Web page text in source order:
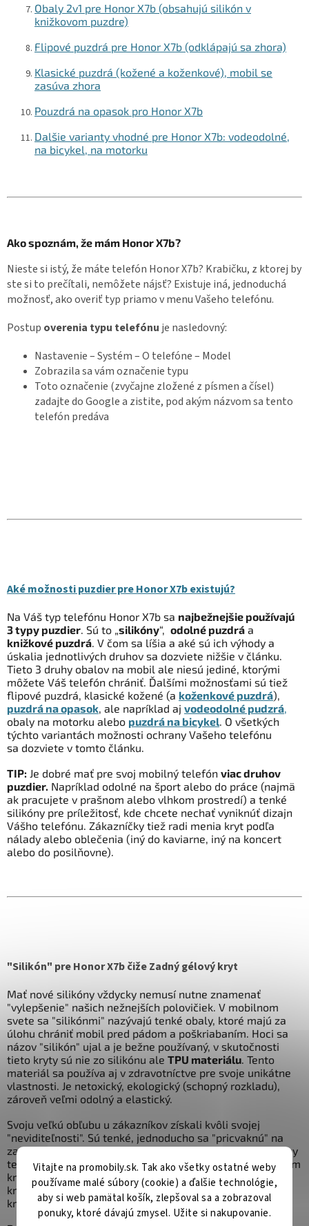
Vitajte na promobily.sk. Tak ako všetky ostatné weby
používame malé súbory (cookie) a ďalšie technológie,
aby si web pamätal košík, zlepšoval sa a zobrazoval
ponuky, ktoré dávajú zmysel. Užite si nakupovanie.
Obaly 2v1 pre Honor X7b (obsahujú silikón v
knižkovom puzdre)
Flipové puzdrá pre Honor X7b (odklápajú sa zhora)
Klasické puzdrá (kožené a koženkové), mobil se
zasúva zhora
Pouzdrá na opasok pro Honor X7b
Dalšie varianty vhodné pre Honor X7b: vodeodolné,
na bicykel, na motorku
Ako spoznám, že mám Honor X7b?
Nieste si istý, že máte telefón Honor X7b? Krabičku, z ktorej by
ste si to prečítali, nemôžete nájsť? Existuje iná, jednoduchá
možnosť, ako overiť typ priamo v menu Vašeho telefónu.
Postup overenia typu telefónu je nasledovný:
Nastavenie – Systém – O telefóne – Model
Zobrazila sa vám označenie typu
Toto označenie (zvyčajne zložené z písmen a čísel)
zadajte do Google a zistite, pod akým názvom sa tento
telefón predáva
Aké možnosti puzdier pre Honor X7b existujú?
Na Váš typ telefónu Honor X7b sa najbežnejšie používajú
3 typy puzdier . Sú to „ silikóny“, odolné puzdrá a
knižkové puzdrá . V čom sa líšia a aké sú ich výhody a
úskalia jednotlivých druhov sa dozviete nižšie v článku.
Tieto 3 druhy obalov na mobil ale niesú jediné, ktorými
môžete Váš telefón chrániť. Ďalšími možnosťami sú tiež
flipové puzdrá, klasické kožené (a koženkové puzdrá),
puzdrá na opasok , ale napríklad aj vodeodolné pudzrá
obaly na motorku alebo puzdrá na bicykel . O všetkých
týchto variantách možnosti ochrany Vašeho telefónu
sa dozviete v tomto článku.
TIP: Je dobré mať pre svoj mobilný telefón viac druhov
puzdier. Napríklad odolné na šport alebo do práce (najmä
ak pracujete v prašnom alebo vlhkom prostredí) a tenké
silikóny pre príležitosť, kde chcete nechať vyniknúť dizajn
Vášho telefónu. Zákazníčky tiež radi menia kryt podľa
nálady alebo oblečenia (iný do kaviarne, iný na koncert
alebo do posilňovne).
"Silikón" pre Honor X7b čiže Zadný gélový kryt
Mať nové silikóny vždycky nemusí nutne znamenať
"vylepšenie" našich nežnejších polovičiek. V mobilnom
svete sa "silikónmi" nazývajú tenké obaly, ktoré majú za
úlohu chrániť mobil pred pádom a poškriabaním. Hoci sa
názov "silikón" ujal a je bežne používaný, v skutočnosti
tieto kryty sú nie zo silikónu ale TPU materiálu . Tento
materiál sa používa aj v zdravotníctve pre svoje unikátne
vlastnosti. Je netoxický, ekologický (schopný rozkladu),
zároveň veľmi odolný a elastický.
Svoju veľkú obľubu u zákazníkov získali kvôli svojej
"neviditeľnosti". Sú tenké, jednoducho sa "pricvaknú" na
zadnú stranu mobilného telefónu a chráni tiež boky a rohy
telefónov. V našej ponuke máme aj kolekciu tzv. Ultra-slim
krytov - a tie sú už skutočne takmer neviditeľné. Tieto
kryty si obľúbili najmä tí, ktorí nechcú ničím "maskovať"
krásne línie moderných telefónov.